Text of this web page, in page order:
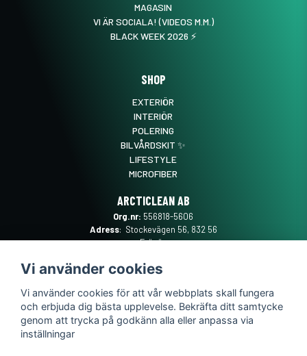
MAGASIN
VI ÄR SOCIALA! (VIDEOS M.M.)
BLACK WEEK 2026 ⚡️
SHOP
EXTERIÖR
INTERIÖR
POLERING
BILVÅRDSKIT ✨
LIFESTYLE
MICROFIBER
ARCTICLEAN AB
Org.nr: 556818-5606
Adress: Stockevägen 56, 832 56
Frösön
Telefon:0101889555
Vi använder cookies
Vi använder cookies för att vår webbplats skall fungera
och erbjuda dig bästa upplevelse. Bekräfta ditt samtycke
genom att trycka på godkänn alla eller anpassa via
inställningar